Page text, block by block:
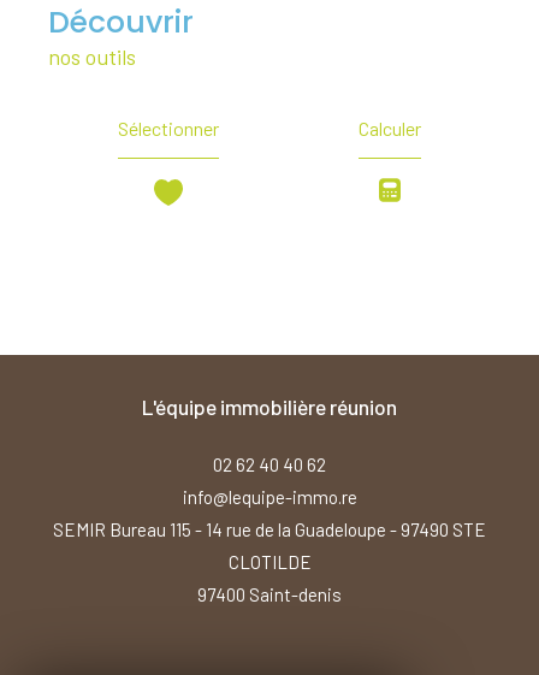
découvrir
nos outils
Sélectionner Calculer
l'équipe immobilière réunion
02 62 40 40 62
info@lequipe-immo.re
SEMIR Bureau 115 - 14 rue de la Guadeloupe - 97490 STE
CLOTILDE
97400
saint-denis